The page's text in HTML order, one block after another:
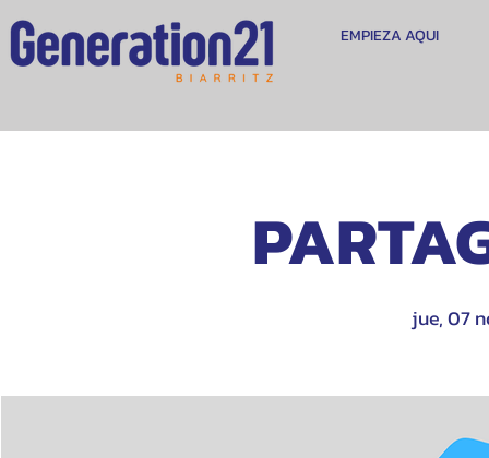
EMPIEZA AQUI
jue, 07